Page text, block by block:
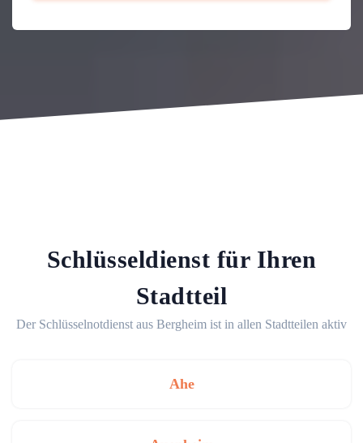
Schlüsseldienst für Ihren
Stadtteil
Der Schlüsselnotdienst aus Bergheim ist in allen Stadtteilen aktiv
Ahe